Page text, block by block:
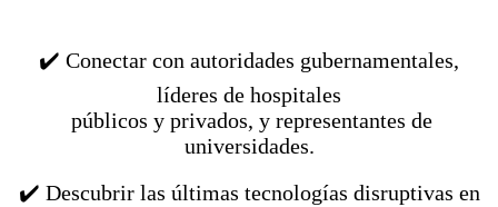
✔️ Conectar con autoridades gubernamentales,
líderes de hospitales
públicos y privados, y representantes de
universidades.
✔️ Descubrir las últimas tecnologías disruptivas en